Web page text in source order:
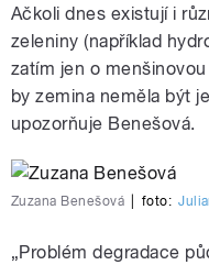
Ačkoli dnes existují i
zeleniny (například
zatím jen o
by zemina neměla být
upozorňuje Benešová.
Zuzana Benešová foto:
„Problém degradace